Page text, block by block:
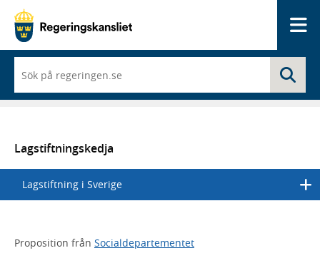
du
börjar
skriva
en
lista
med
sökförslag
Lagstiftningskedja
Lagstiftning i Sverige
Proposition från Socialdepartementet